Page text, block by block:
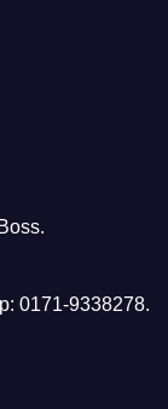
0171-9338278.